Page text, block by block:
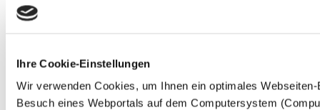
Ihre Cookie-Einstellungen
Wir verwenden Cookies, um Ihnen ein optimales
Besuch eines Webportals auf dem Computersystem